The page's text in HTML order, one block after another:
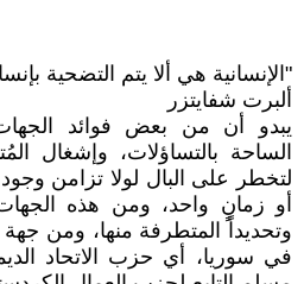
"الإنسانية هي ألا يتم التضحية
ألبرت شفايتزر
يبدو أن من بعض فوائد
الساحة بالتساؤلات، وإشغال
لتخطر على البال لولا تزامن
أو زمانٍ واحد، ومن هذه الجهات
وتحديداً المتطرفة منها، ومن جهة
في سوريا، أي حزب الاتحاد